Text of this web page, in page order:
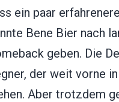
ein paar
Bene Bier nach
geben. Die
der weit vorne
Aber trotzdem